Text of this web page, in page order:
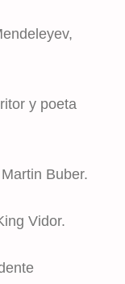
y poeta
Buber.
Vidor.